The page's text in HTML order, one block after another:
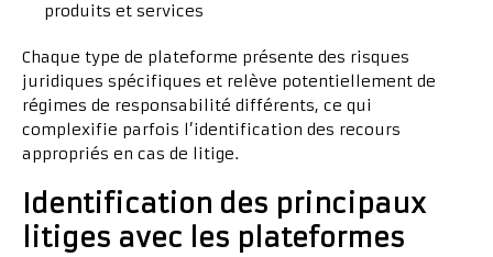
produits et services
Chaque type de plateforme présente des risques
juridiques spécifiques et relève potentiellement de
régimes de responsabilité différents, ce qui
complexifie parfois l’identification des recours
appropriés en cas de litige.
Identification des principaux
litiges avec les plateformes